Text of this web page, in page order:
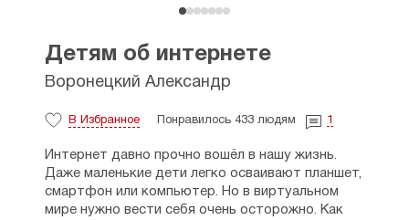
Детям об интернете
Воронецкий Александр
В Избранное Понравилось 433 людям 1
Интернет давно прочно вошёл в нашу жизнь.
Даже маленькие дети легко осваивают планшет,
смартфон или компьютер. Но в виртуальном
мире нужно вести себя очень осторожно. Как